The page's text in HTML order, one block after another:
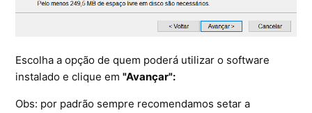
Escolha a opção de quem poderá utilizar o software
instalado e clique em"Avançar":
Obs: por padrão sempre recomendamos setar a